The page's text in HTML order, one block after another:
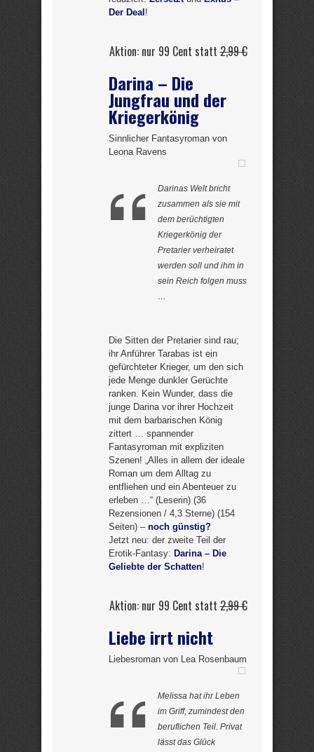
Der Deal !
Aktion: nur 99 Cent statt2,99 €
Darina – Die
Jungfrau und der
Kriegerkönig
Sinnlicher Fantasyroman von
Leona Ravens
Darinas Welt bricht
zusammen als sie mit
dem berüchtigten
Kriegerkönig der
Pretarier verheiratet
werden soll und ihm in
sein Reich folgen muss
…
Die Sitten der Pretarier sind rau;
ihr Anführer Tarabas ist ein
gefürchteter Krieger, um den sich
jede Menge dunkler Gerüchte
ranken. Kein Wunder, dass die
junge Darina vor ihrer Hochzeit
mit dem barbarischen König
zittert … spannender
Fantasyroman mit expliziten
Szenen! „Alles in allem der ideale
Roman um dem Alltag zu
entfliehen und ein Abenteuer zu
erleben …“ (Leserin) (36
Rezensionen / 4,3 Sterne) (154
Seiten) – noch günstig?
Jetzt neu: der zweite Teil der
Erotik-Fantasy: Darina – Die
Geliebte der Schatten!
Aktion: nur 99 Cent statt2,99 €
Liebe irrt nicht
Liebesroman von Lea Rosenbaum
Melissa hat ihr Leben
im Griff, zumindest den
beruflichen Teil. Privat
lässt das Glück